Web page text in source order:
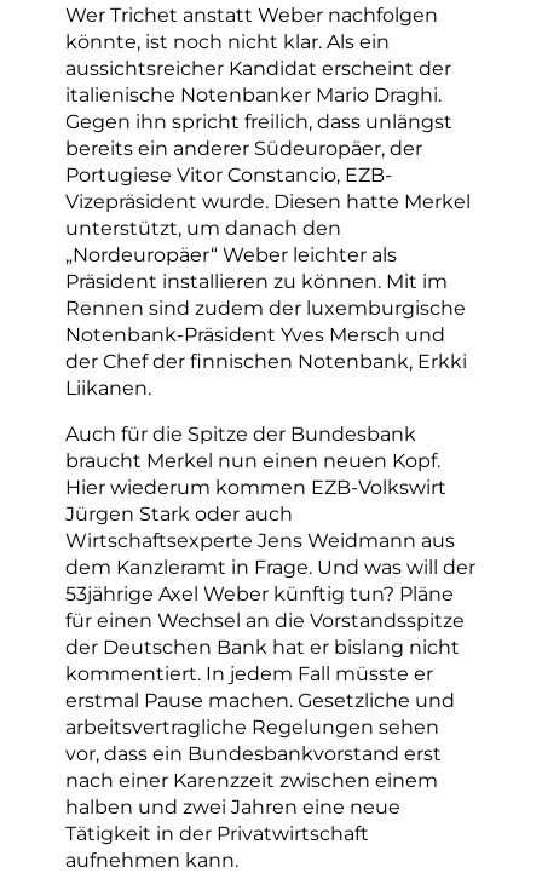
Wer Trichet anstatt Weber nachfolgen
könnte, ist noch nicht klar. Als ein
aussichtsreicher Kandidat erscheint der
italienische Notenbanker Mario Draghi.
Gegen ihn spricht freilich, dass unlängst
bereits ein anderer Südeuropäer, der
Portugiese Vitor Constancio, EZB-
Vizepräsident wurde. Diesen hatte Merkel
unterstützt, um danach den
„Nordeuropäer“ Weber leichter als
Präsident installieren zu können. Mit im
Rennen sind zudem der luxemburgische
Notenbank-Präsident Yves Mersch und
der Chef der finnischen Notenbank, Erkki
Liikanen.
Auch für die Spitze der Bundesbank
braucht Merkel nun einen neuen Kopf.
Hier wiederum kommen EZB-Volkswirt
Jürgen Stark oder auch
Wirtschaftsexperte Jens Weidmann aus
dem Kanzleramt in Frage. Und was will der
53jährige Axel Weber künftig tun? Pläne
für einen Wechsel an die Vorstandsspitze
der Deutschen Bank hat er bislang nicht
kommentiert. In jedem Fall müsste er
erstmal Pause machen. Gesetzliche und
arbeitsvertragliche Regelungen sehen
vor, dass ein Bundesbankvorstand erst
nach einer Karenzzeit zwischen einem
halben und zwei Jahren eine neue
Tätigkeit in der Privatwirtschaft
aufnehmen kann.